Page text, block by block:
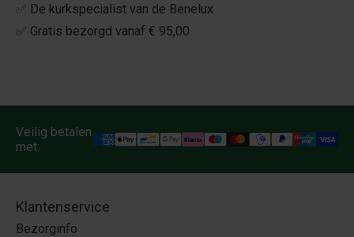
✅ De kurkspecialist van de Benelux
✅ Gratis bezorgd vanaf € 95,00
Veilig betalen
met:
Klantenservice
Bezorginfo